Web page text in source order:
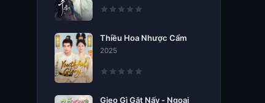
Thiều Hoa Nhược Cẩm
2025
Gieo Gì Gặt Nấy - Ngoại